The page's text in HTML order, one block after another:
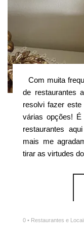
Com muita
de restaurantes
resolvi fazer
várias opções!
restaurantes
mais me
tirar as virtudes
0 • Restaurantes e